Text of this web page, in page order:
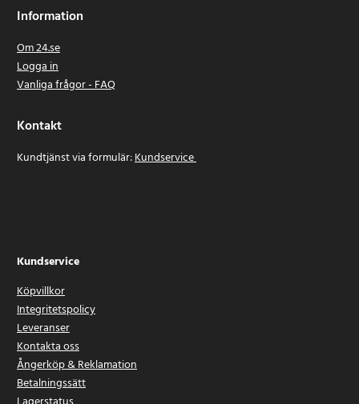
Information
Om 24.se
Logga in
Vanliga frågor - FAQ
Kontakt
Kundtjänst via formulär:Kundservice
Kundservice
Köpvillkor
Integritetspolicy
Leveranser
Kontakta oss
Ångerköp & Reklamation
Betalningssätt